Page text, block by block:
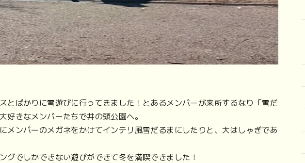
とばかりに雪遊びに行ってきました！とあるメンバーが来所するなり「雪だ
きなメンバーたちで井の頭公園へ。
メンバーのメガネをかけてインテリ風雪だるまにしたりと、大はしゃぎであ
でしかできない遊びができて冬を満喫できました！